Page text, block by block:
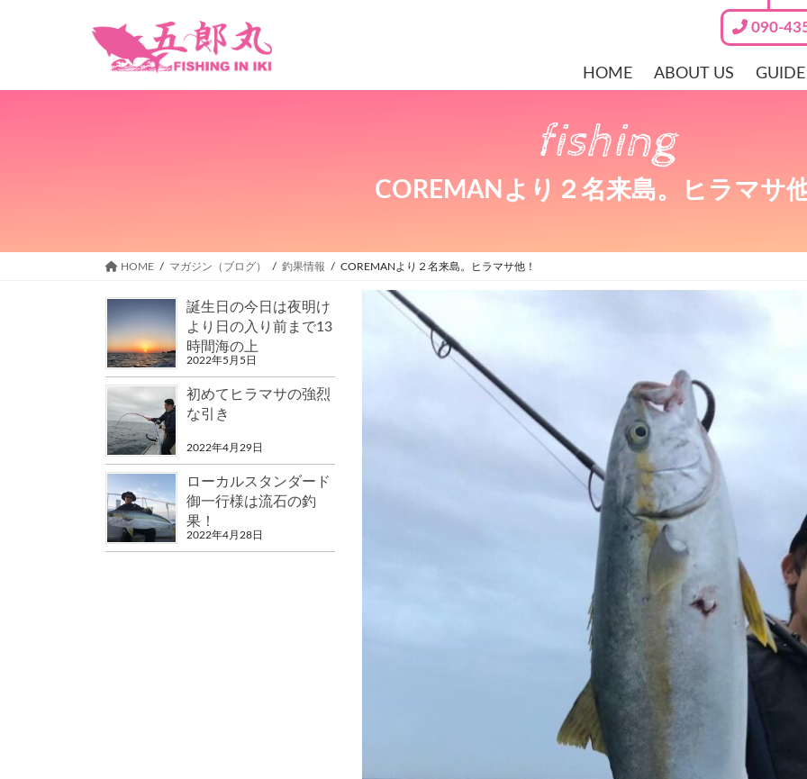
090-
HOME ABOUT US GUIDE
fishing
COREMANより２名来島。ヒラマサ
HOME マガジン（ブログ） 釣果情報 COREMANより２名来島。ヒラマサ他！
誕生日の今日は夜明け
より日の入り前まで13
時間海の上
2022年5月5日
初めてヒラマサの強烈
な引き
2022年4月29日
ローカルスタンダード
御一行様は流石の釣
果！
2022年4月28日